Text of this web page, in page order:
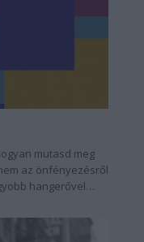
mutasd meg
hangerővel